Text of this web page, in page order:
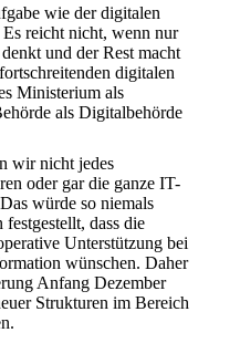
wie der digitalen
reicht nicht, wenn nur
und der Rest macht
digitalen
Ministerium als
als Digitalbehörde
wir nicht jedes
oder gar die ganze IT-
würde so niemals
dass die
Unterstützung bei
wünschen. Daher
Anfang Dezember
Strukturen im Bereich